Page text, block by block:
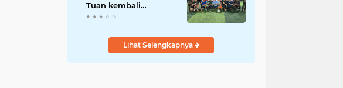
Tuan kembali
“Bentrok” di Laga
Soccer
Lihat Selengkapnya